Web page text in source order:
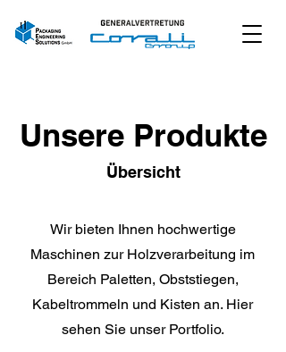
Unsere Produkte
Übersicht
Wir bieten Ihnen hochwertige
Maschinen zur Holzverarbeitung im
Bereich Paletten, Obststiegen,
Kabeltrommeln und Kisten an. Hier
sehen Sie unser Portfolio.